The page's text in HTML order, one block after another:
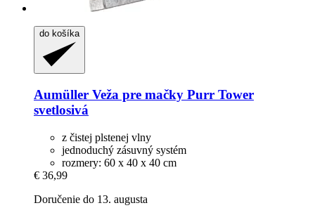
do košíka
Aumüller Veža pre mačky Purr Tower
svetlosivá
z čistej plstenej vlny
jednoduchý zásuvný systém
rozmery: 60 x 40 x 40 cm
€ 36,99
Doručenie do 13. augusta